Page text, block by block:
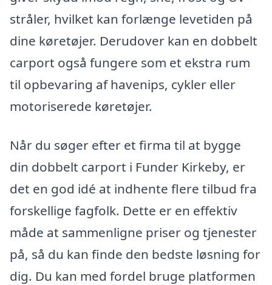
stråler, hvilket kan forlænge levetiden på
dine køretøjer. Derudover kan en dobbelt
carport også fungere som et ekstra rum
til opbevaring af havenips, cykler eller
motoriserede køretøjer.
Når du søger efter et firma til at bygge
din dobbelt carport i Funder Kirkeby, er
det en god idé at indhente flere tilbud fra
forskellige fagfolk. Dette er en effektiv
måde at sammenligne priser og tjenester
på, så du kan finde den bedste løsning for
dig. Du kan med fordel bruge platformen